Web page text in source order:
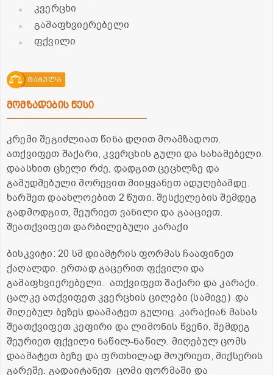
კვერცხი
გამაფხვიერებელი
ფქვილი
ტაბულა
მომზადების წესი
კრემი შეგიძლიათ წინა დღით მოამზადოთ.
ათქვიფეთ შაქარი, კვერცხის გული და სახამებელი.
დაასხით ცხელი რძე, დადგით ცეცხლზე და
გამუდმებული მორევით მიიყვანეთ ადუღებამდე.
ხარშეთ დაახლოებით 2 წუთი. შესქელების შემდეგ
გადმოდგით, შეურიეთ ვანილი და გააციეთ.
შეათქვიფეთ დარბილებული კარაქი
ბისკვიტი: 20 სმ დიამტრის ფორმას ჩააფინეთ
ქაღალდი. ერთად გაცერით ფქვილი და
გამაფხვიერებელი. ათქვიფეთ შაქარი და კარაქი.
ცალკე ათქვიფეთ კვერცხის ცილები (სამივე) და
მიღებულ ბეზეს დაამატეთ გულიც. კარაქიან მასას
შეათქვიფეთ კეფირი და ლიმონის წვენი, შემდეგ
შეურიეთ ფქვილი ნაწილ-ნაწილ. მიღებულ ცომს
დაამატეთ ბეზე და ფრთხილად მოურიეთ, მიქსერის
გარეშე. გადაიტანეთ ცომი ფორმაში და